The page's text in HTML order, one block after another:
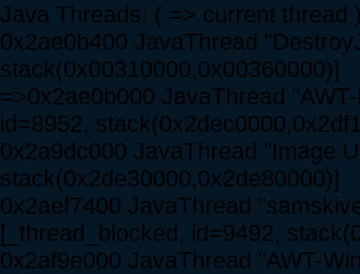
Java Threads: ( => current thread
0x2ae0b400 JavaThread
stack(0x00310000,0x00360000)]
=>0x2ae0b000 JavaThread
id=8952,
0x2a9dc000 JavaThread "Image
stack(0x2de30000,0x2de80000)]
0x2aef7400 JavaThread
[_thread_blocked, id=9492,
0x2af9e000 JavaThread "AWT-